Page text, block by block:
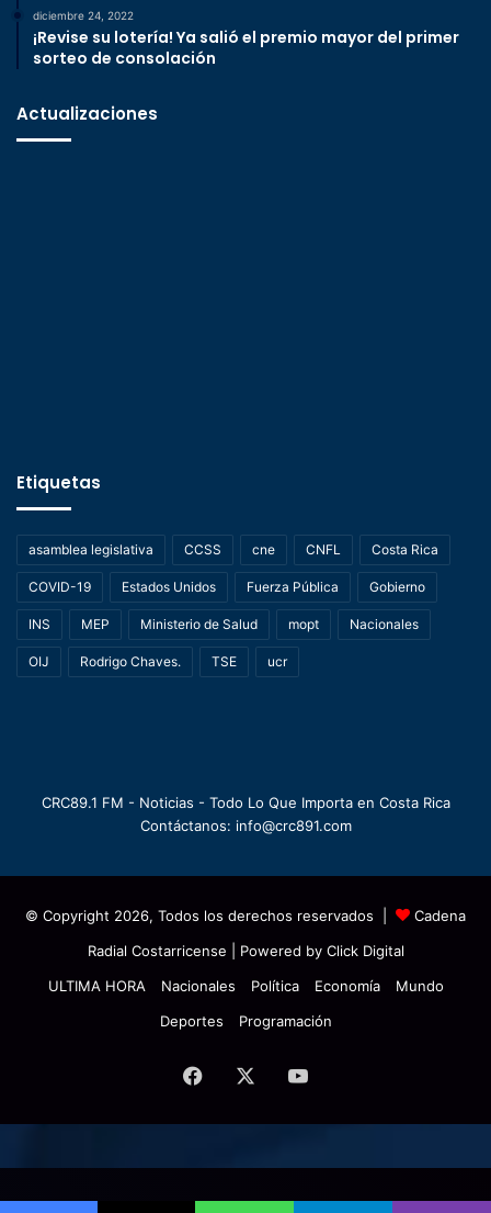
diciembre 24, 2022
¡Revise su lotería! Ya salió el premio mayor del primer
sorteo de consolación
Actualizaciones
Etiquetas
asamblea legislativa CCSS cne CNFL Costa Rica
COVID-19 Estados Unidos Fuerza Pública Gobierno
INS MEP Ministerio de Salud mopt Nacionales
OIJ Rodrigo Chaves. TSE ucr
CRC89.1 FM - Noticias - Todo Lo Que Importa en Costa Rica
Contáctanos: info@crc891.com
© Copyright 2026, Todos los derechos reservados |
Cadena
Radial Costarricense | Powered by Click Digital
ULTIMA HORA
Nacionales Política Economía
Mundo
Deportes
Programación
Facebook YouTube